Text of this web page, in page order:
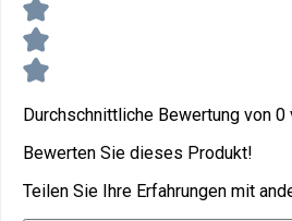
Durchschnittliche Bewertung von 0
Bewerten Sie dieses Produkt!
Teilen Sie Ihre Erfahrungen mit